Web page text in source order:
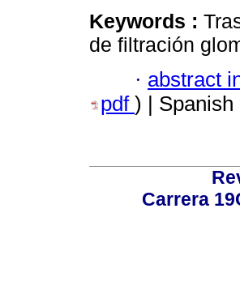
Keywords :
de filtración
· abstract
pdf ) | Spanish
Carrera